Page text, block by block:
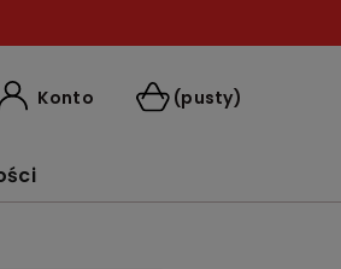
(pusty)
Konto